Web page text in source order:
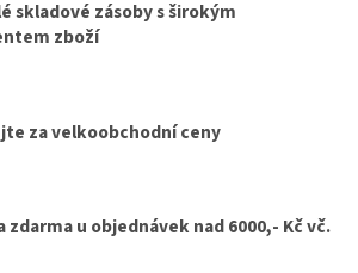
p
r
v
s
skladové zásoby s širokým
zboží
za velkoobchodní ceny
zdarma u objednávek nad 6000,- Kč vč.